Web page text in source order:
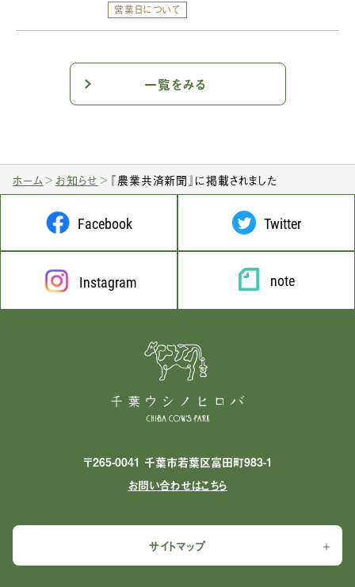
営業日について
一覧をみる
ホーム お知らせ 『農業共済新聞』に掲載されました
Facebook Twitter
Instagram note
〒265-0041 千葉市若葉区富田町983-1
お問い合わせはこちら
サイトマップ